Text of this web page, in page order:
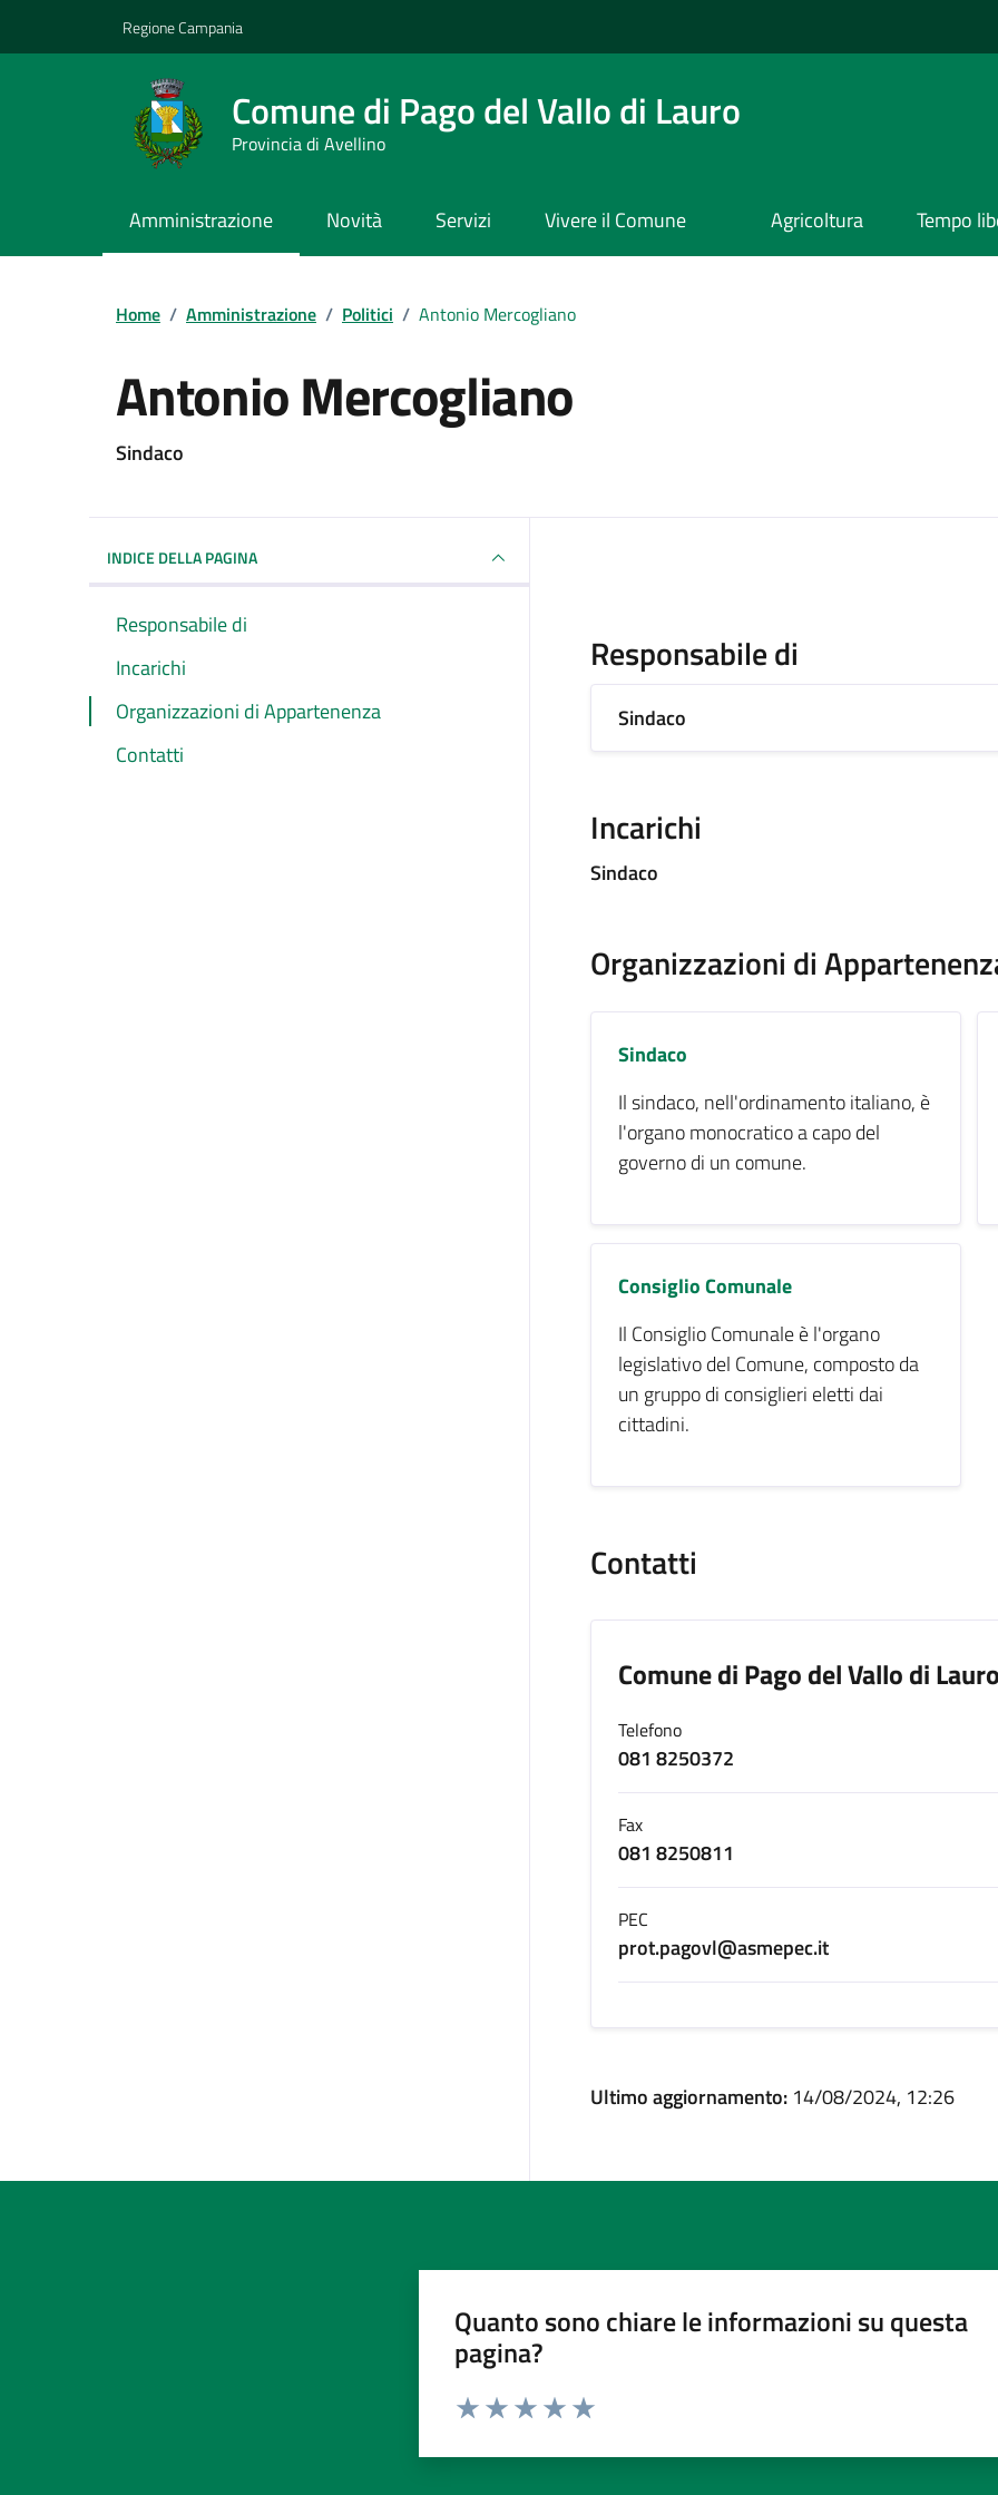
Regione Campania
Comune di Pago del Vallo di Lauro
Provincia di Avellino
Amministrazione Novità Servizi Vivere il Comune Agricoltura Tempo
Home / Amministrazione / Politici / Antonio Mercogliano
Antonio Mercogliano
Sindaco
INDICE DELLA PAGINA
Responsabile di
Incarichi
Organizzazioni di Appartenenza
Contatti
Responsabile di
Sindaco
Incarichi
Sindaco
Organizzazioni di
Sindaco
Il sindaco, nell'ordinamento italiano, è
l'organo monocratico a capo del
governo di un comune.
Consiglio Comunale
Il Consiglio Comunale è l'organo
legislativo del Comune, composto da
un gruppo di consiglieri eletti dai
cittadini.
Contatti
Comune di Pago del Vallo di
Telefono
081 8250372
Fax
081 8250811
PEC
prot.pagovl@asmepec.it
Ultimo aggiornamento: 14/08/2024, 12:26
Quanto sono chiare le informazioni su questa
pagina?